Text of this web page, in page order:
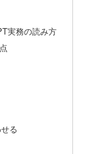
実務の読み方
る